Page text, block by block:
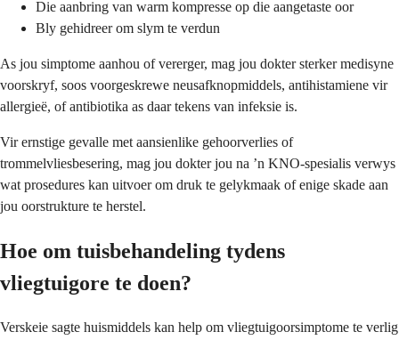
Die aanbring van warm kompresse op die aangetaste oor
Bly gehidreer om slym te verdun
As jou simptome aanhou of vererger, mag jou dokter sterker medisyne
voorskryf, soos voorgeskrewe neusafknopmiddels, antihistamiene vir
allergieë, of antibiotika as daar tekens van infeksie is.
Vir ernstige gevalle met aansienlike gehoorverlies of
trommelvliesbesering, mag jou dokter jou na ’n KNO-spesialis verwys
wat prosedures kan uitvoer om druk te gelykmaak of enige skade aan
jou oorstrukture te herstel.
Hoe om tuisbehandeling tydens
vliegtuigore te doen?
Verskeie sagte huismiddels kan help om vliegtuigoorsimptome te verlig